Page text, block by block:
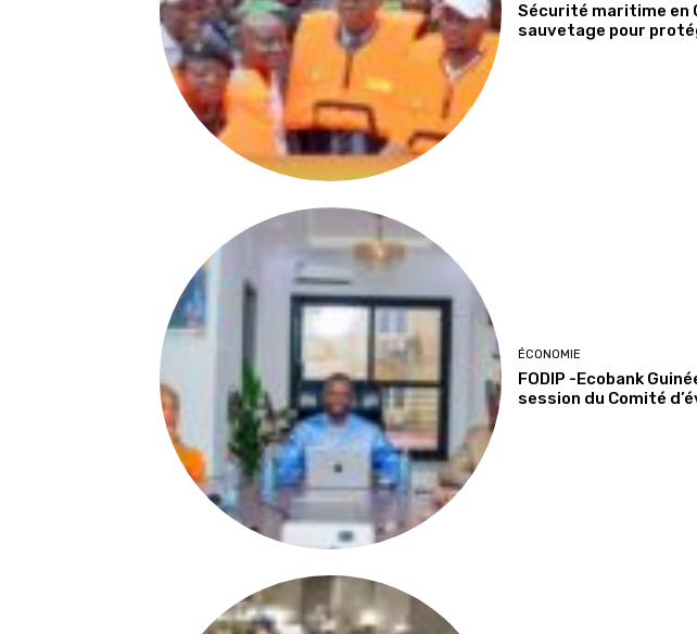
Sécurité maritime en
sauvetage pour
ÉCONOMIE
FODIP -Ecobank
session du Comité